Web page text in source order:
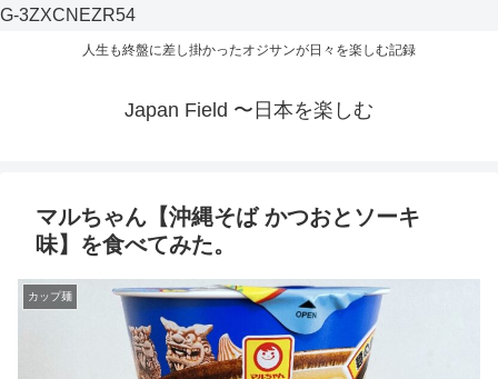
G-3ZXCNEZR54
人生も終盤に差し掛かったオジサンが日々を楽しむ記録
Japan Field 〜日本を楽しむ
マルちゃん【沖縄そば かつおとソーキ
味】を食べてみた。
カップ麺